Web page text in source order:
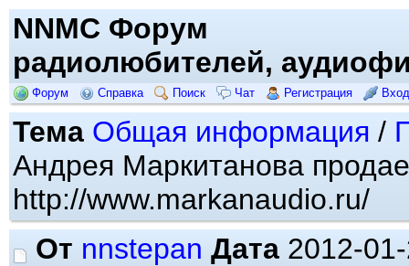
NNMC Форум
радиолюбителей,
Форум Справка Поиск Чат Регистрация Вход
Тема Общая информация /
Андрея Маркитанова
http://www.markanaudio.ru/
От nnstepan Дата 2012-